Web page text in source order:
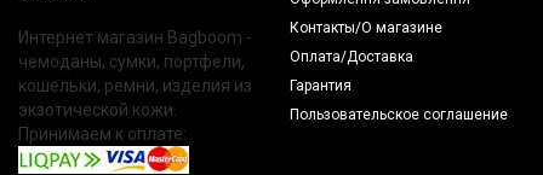
Интернет магазин Bagboom -
чемоданы, сумки, портфели,
кошельки, ремни, изделия из
экзотической кожи.
Принимаем к оплате:
Контакты/О магазине
Оплата/Доставка
Гарантия
Пользовательское соглашение